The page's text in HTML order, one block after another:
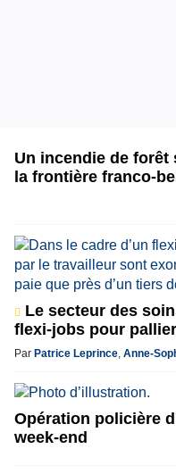
Un incendie de forêt
la frontière franco-
Le secteur des
flexi-jobs pour
Par Patrice Leprince, Anne-
Opération policière
week-end